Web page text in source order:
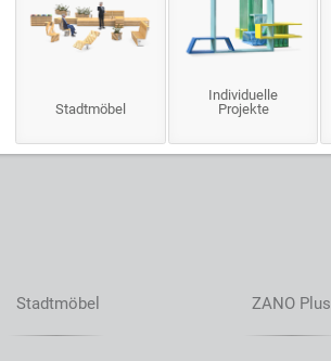
Stadtmöbel
Individuelle
Projekte
Stadtmöbel ZANO Plus